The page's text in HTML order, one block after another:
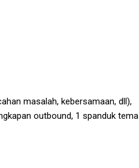
masalah, kebersamaan, dll),
outbound, 1 spanduk tema